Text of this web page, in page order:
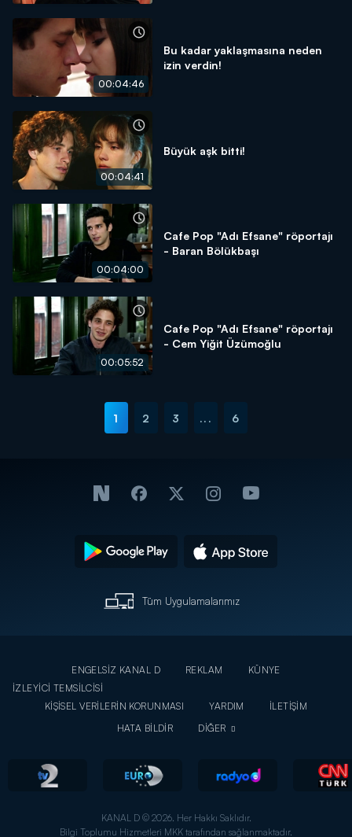
00:04:46
Bu kadar yaklaşmasına neden
izin verdin!
00:04:41
Büyük aşk bitti!
00:04:00
Cafe Pop "Adı Efsane" röportajı
- Baran Bölükbaşı
00:05:52
Cafe Pop "Adı Efsane" röportajı
- Cem Yiğit Üzümoğlu
1 2 3 ... 6
Tüm Uygulamalarımız
ENGELSİZ KANAL D REKLAM
KÜNYE
İZLEYİCİ TEMSİLCİSİ
KİŞİSEL VERİLERİN KORUNMASI
YARDIM
İLETİŞİM
HATA BİLDİR
DİĞER
KANAL D © 2026. Her Hakkı Saklıdır.
Bilgi Toplumu Hizmetleri MKK tarafından sağlanmaktadır.